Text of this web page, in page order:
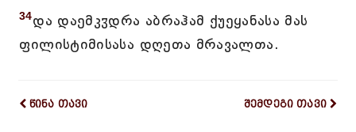
34და დაემკჳდრა აბრაჰამ ქუეყანასა მას
ფილისტიმისასა დღეთა მრავალთა.
წინა თავი შემდეგი თავი